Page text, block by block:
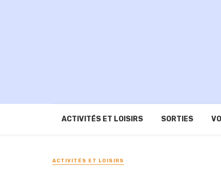
ACTIVITÉS ET LOISIRS SORTIES
ACTIVITÉS ET LOISIRS